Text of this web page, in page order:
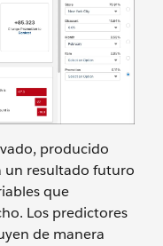
producido
un resultado futuro
que
Los predictores
de manera